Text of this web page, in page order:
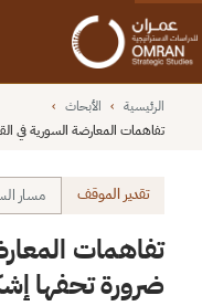
الرئيسية › الأبحاث ›
تفاهمات المعارضة السورية في
تقدير الموقف مسار
تفاهمات
ضرورة تحفها